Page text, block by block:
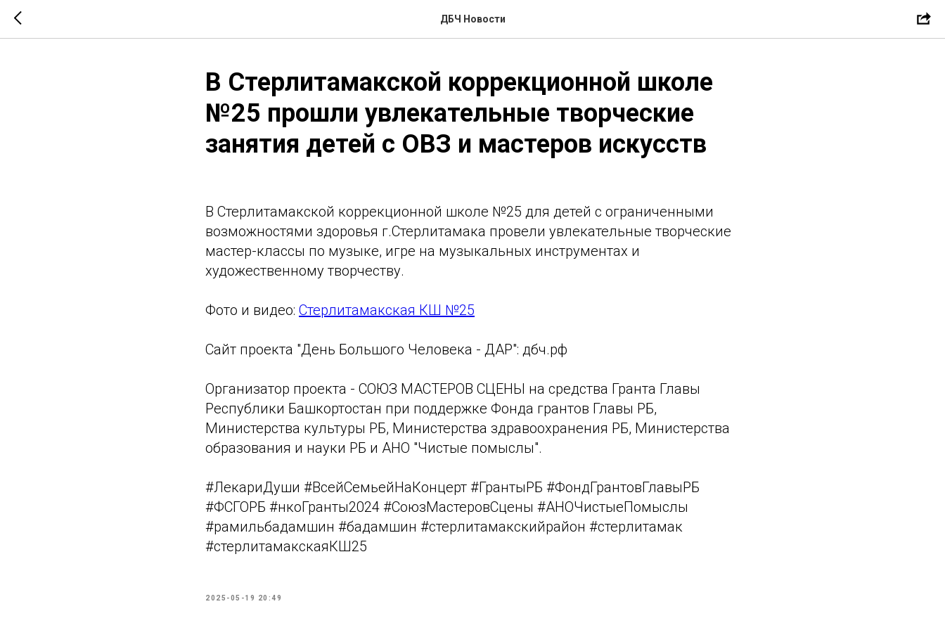
ДБЧ Новости
В Стерлитамакской коррекционной школе
№25 прошли увлекательные творческие
занятия детей с ОВЗ и мастеров искусств
В Стерлитамакской коррекционной школе №25 для детей с ограниченными
возможностями здоровья г.Стерлитамака провели увлекательные творческие
мастер-классы по музыке, игре на музыкальных инструментах и
художественному творчеству.
Фото и видео: Стерлитамакская КШ №25
Сайт проекта "День Большого Человека - ДАР": дбч.рф
Организатор проекта - СОЮЗ МАСТЕРОВ СЦЕНЫ на средства Гранта Главы
Республики Башкортостан при поддержке Фонда грантов Главы РБ,
Министерства культуры РБ, Министерства здравоохранения РБ, Министерства
образования и науки РБ и АНО "Чистые помыслы".
#ЛекариДуши #ВсейСемьейНаКонцерт #ГрантыРБ #ФондГрантовГлавыРБ
#ФСГОРБ #нкоГранты2024 #СоюзМастеровСцены #АНОЧистыеПомыслы
#рамильбадамшин #бадамшин #стерлитамакскийрайон #стерлитамак
#стерлитамакскаяКШ25
2025-05-19 20:49